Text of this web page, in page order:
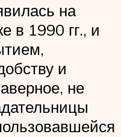
на
в 1990 гг., и
и
не